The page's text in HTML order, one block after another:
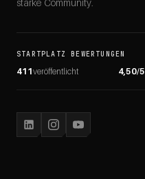
starke Community.
STARTPLATZ BEWERTUNGEN
411veröffentlicht 4,50/5